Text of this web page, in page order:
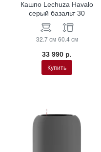
Кашпо Lechuza Havalo
серый базальт 30
32.7 см 60.4 см
33 990 р.
Купить